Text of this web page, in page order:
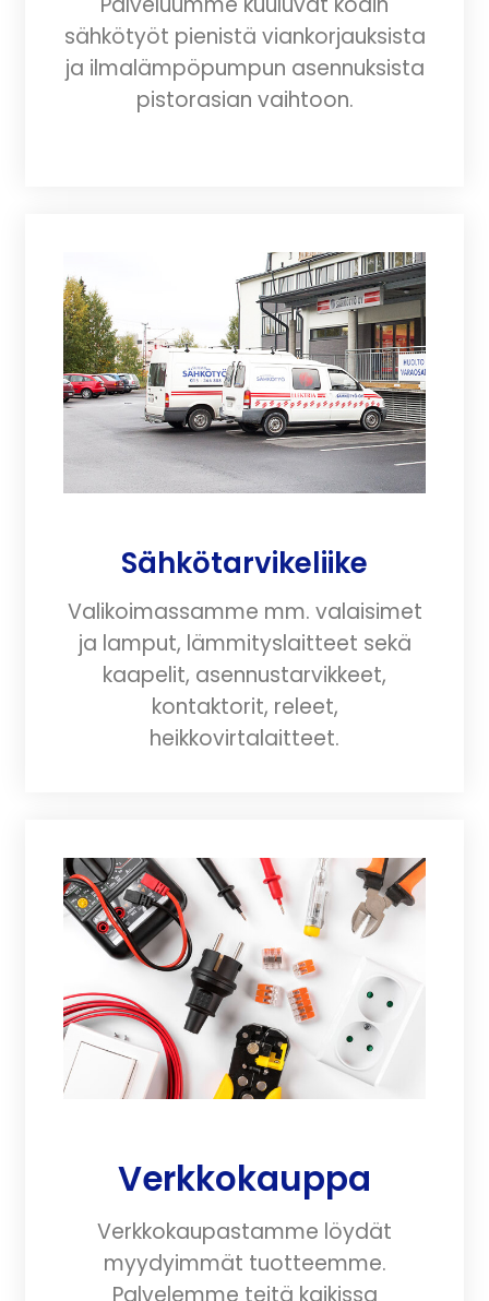
sähkötyöt pienistä viankorjauksista
ja ilmalämpöpumpun asennuksista
pistorasian vaihtoon.
Sähkötarvikeliike
Valikoimassamme mm. valaisimet
ja lamput, lämmityslaitteet sekä
kaapelit, asennustarvikkeet,
kontaktorit, releet,
heikkovirtalaitteet.
Verkkokauppa
Verkkokaupastamme löydät
myydyimmät tuotteemme.